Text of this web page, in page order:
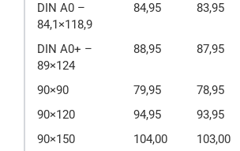
DIN A0 –
84,1×118,9
84,95 83,95
DIN A0+ –
89×124
88,95 87,95
90×90 79,95 78,95
90×120
94,95 93,95
90×150
104,00 103,00